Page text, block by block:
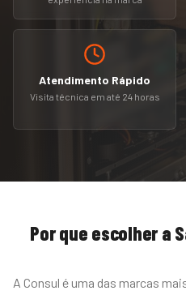
Atendimento Rápido
Visita técnica em até 24 horas
Por que escolher a
A Consul é uma das marcas